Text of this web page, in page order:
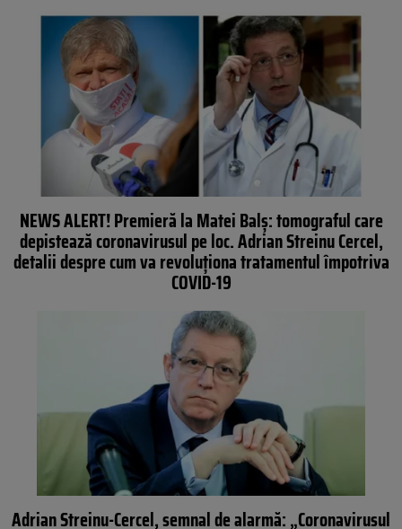
NEWS ALERT! Premieră la Matei Balş: tomograful care
depistează coronavirusul pe loc. Adrian Streinu Cercel,
detalii despre cum va revoluţiona tratamentul împotriva
COVID-19
Adrian Streinu-Cercel, semnal de alarmă: „Coronavirusul